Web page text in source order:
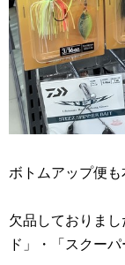
ボトムアップ便も
欠品しておりま
ド」・「スクー